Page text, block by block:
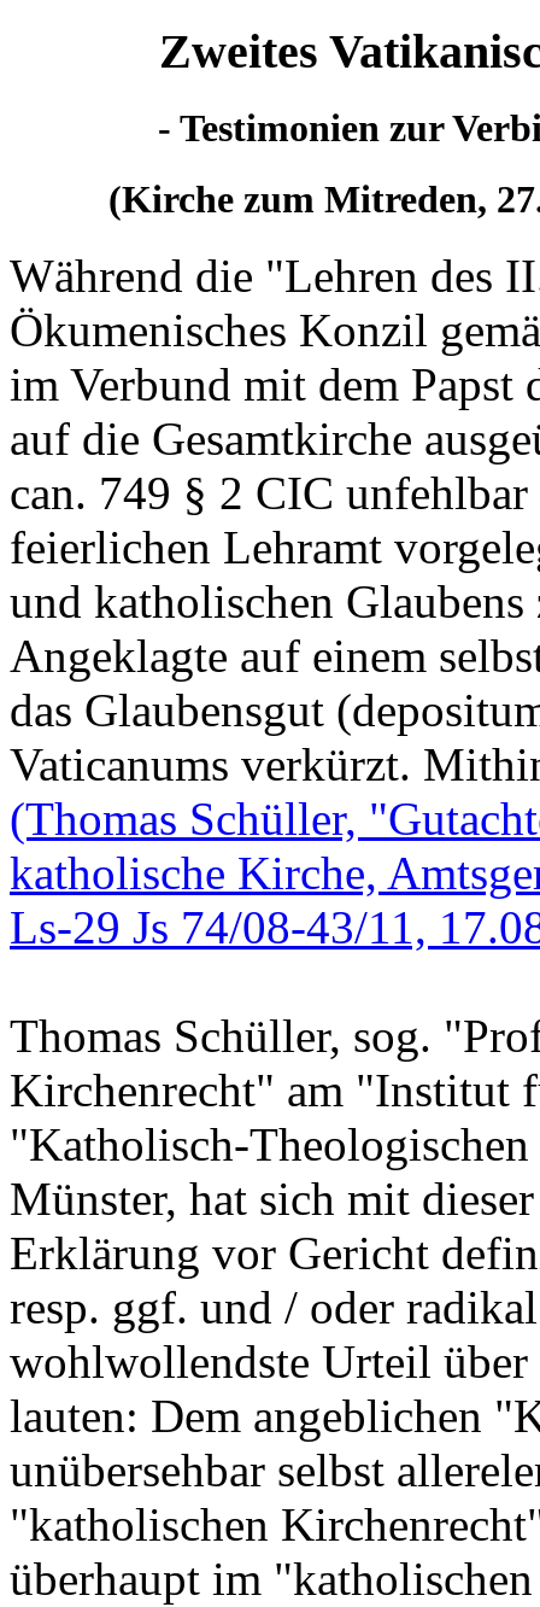
Zweites
- Testimonien zur
(Kirche zum Mitreden,
Während die "Lehren des
Ökumenisches Konzil
im Verbund mit dem
auf die Gesamtkirche
can. 749 § 2 CIC
feierlichen Lehramt
und katholischen
Angeklagte auf einem
das Glaubensgut
Vaticanums verkürzt.
(Thomas Schüller,
katholische Kirche,
Ls-29 Js 74/08-43/11,
Thomas Schüller, sog.
Kirchenrecht" am "Institut
"Katholisch-
Münster, hat sich mit
Erklärung vor Gericht
resp. ggf. und / oder
wohlwollendste Urteil
lauten: Dem angeblichen
unübersehbar selbst
"katholischen
überhaupt im